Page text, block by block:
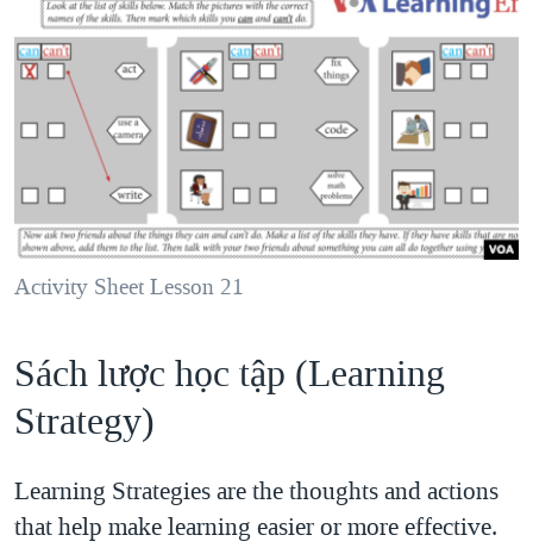
Activity Sheet Lesson 21
Sách lược học tập (Learning
Strategy)
Learning Strategies are the thoughts and actions
that help make learning easier or more effective.